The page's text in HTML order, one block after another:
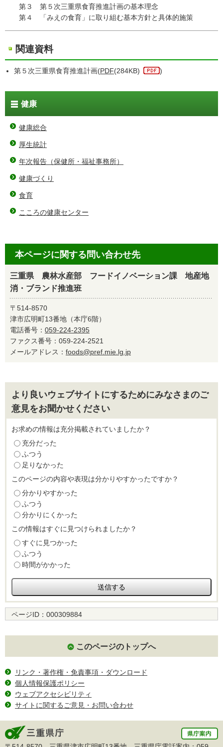
第３ 第５次三重県食育推進計画の基本理念
第４ 「みえの食育」に取り組む基本方針と具体的施策
関連資料
第５次三重県食育推進計画(PDF(284KB) )
健康
健康総合
厚生統計
年次報告（保健所・福祉事務所）
健康づくり
食育
こころの健康センター
本ページに関する問い合わせ先
三重県 農林水産部 フードイノベーション課 地産地
消・ブランド推進班
〒514-8570
津市広明町13番地（本庁6階）
電話番号： 059-224-2395
ファクス番号：059-224-2521
メールアドレス： foods@pref.mie.lg.jp
より良いウェブサイトにするためにみなさまのご
意見をお聞かせください
お求めの情報は充分掲載されていましたか？
充分だった
ふつう
足りなかった
このページの内容や表現は分かりやすかったですか？
分かりやすかった
ふつう
分かりにくかった
この情報はすぐに見つけられましたか？
すぐに見つかった
ふつう
時間がかかった
ページID： 000309884
このページのトップへ
リンク・著作権・免責事項・ダウンロード
個人情報保護ポリシー
ウェブアクセシビリティ
サイトに関するご意見・お問い合わせ